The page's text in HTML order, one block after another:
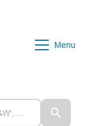
Menu